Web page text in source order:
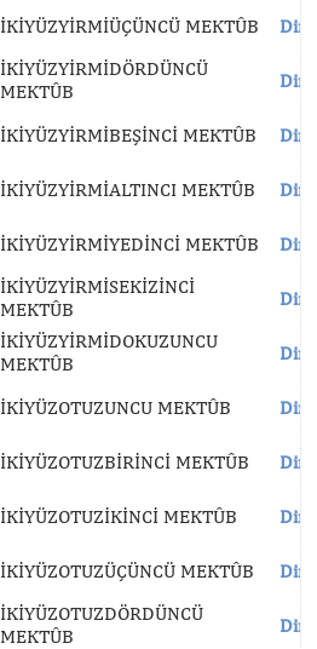
İKİYÜZYİRMİÜÇÜNCÜ MEKTÛB
İKİYÜZYİRMİDÖRDÜNCÜ
MEKTÛB
İKİYÜZYİRMİBEŞİNCİ MEKTÛB
İKİYÜZYİRMİALTINCI MEKTÛB
İKİYÜZYİRMİYEDİNCİ MEKTÛB
İKİYÜZYİRMİSEKİZİNCİ
MEKTÛB
İKİYÜZYİRMİDOKUZUNCU
MEKTÛB
İKİYÜZOTUZUNCU MEKTÛB
İKİYÜZOTUZBİRİNCİ MEKTÛB
İKİYÜZOTUZİKİNCİ MEKTÛB
İKİYÜZOTUZÜÇÜNCÜ MEKTÛB
İKİYÜZOTUZDÖRDÜNCÜ
MEKTÛB